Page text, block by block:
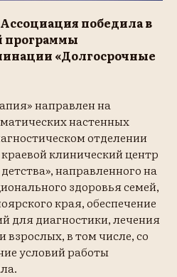
Ассоциация победила в
программы
«Долгосрочные
направлен на
настенных
отделении
клинический центр
направленного на
здоровья семей,
края, обеспечение
для диагностики, лечения
взрослых, в том числе, со
условий работы